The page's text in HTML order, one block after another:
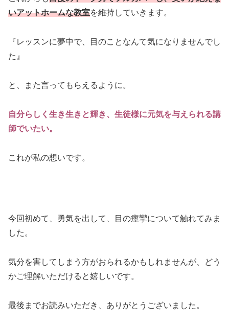
いアットホームな教室を維持していきます。
『レッスンに夢中で、目のことなんて気になりませんでし
た』
と、また言ってもらえるように。
自分らしく生き生きと輝き、生徒様に元気を与えられる講
師でいたい。
これが私の想いです。
今回初めて、勇気を出して、目の痙攣について触れてみま
した。
気分を害してしまう方がおられるかもしれませんが、どう
かご理解いただけると嬉しいです。
最後までお読みいただき、ありがとうございました。